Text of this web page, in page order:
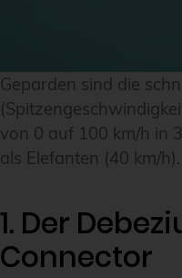
Geparden sind die
von 0 auf 100 km/h in
als Elefanten (40 km/
1. Der
Connector